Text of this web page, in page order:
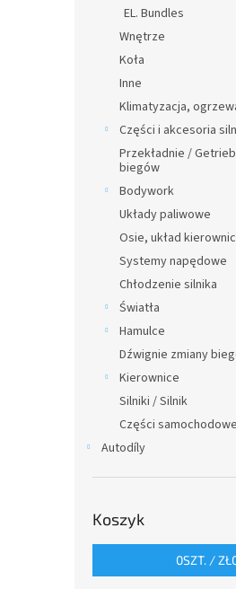
EL. Bundles
Wnętrze
Koła
Inne
Klimatyzacja,
Części i akcesoria
Przekładnie /
biegów
Bodywork
Układy paliwowe
Osie, układ
Systemy napędowe
Chłodzenie silnika
Światła
Hamulce
Dźwignie zmiany
Kierownice
Silniki / Silnik
Części
Autodíly
Koszyk
0SZT. /